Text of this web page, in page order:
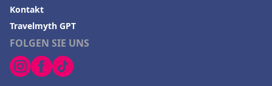
FOLGEN SIE UNS
Kontakt
Travelmyth GPT